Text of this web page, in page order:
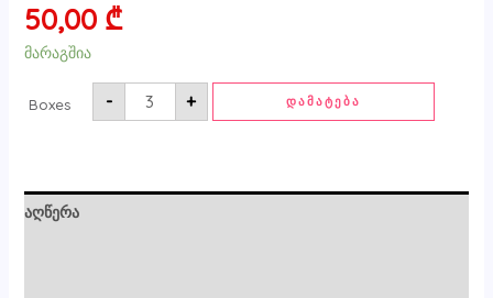
50,00 ₾
მარაგშია
- +
Boxes ᲓᲐᲛᲐᲢᲔᲑᲐ
აღწერა